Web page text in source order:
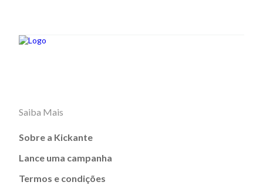
Saiba Mais
Sobre a Kickante
Lance uma campanha
Termos e condições